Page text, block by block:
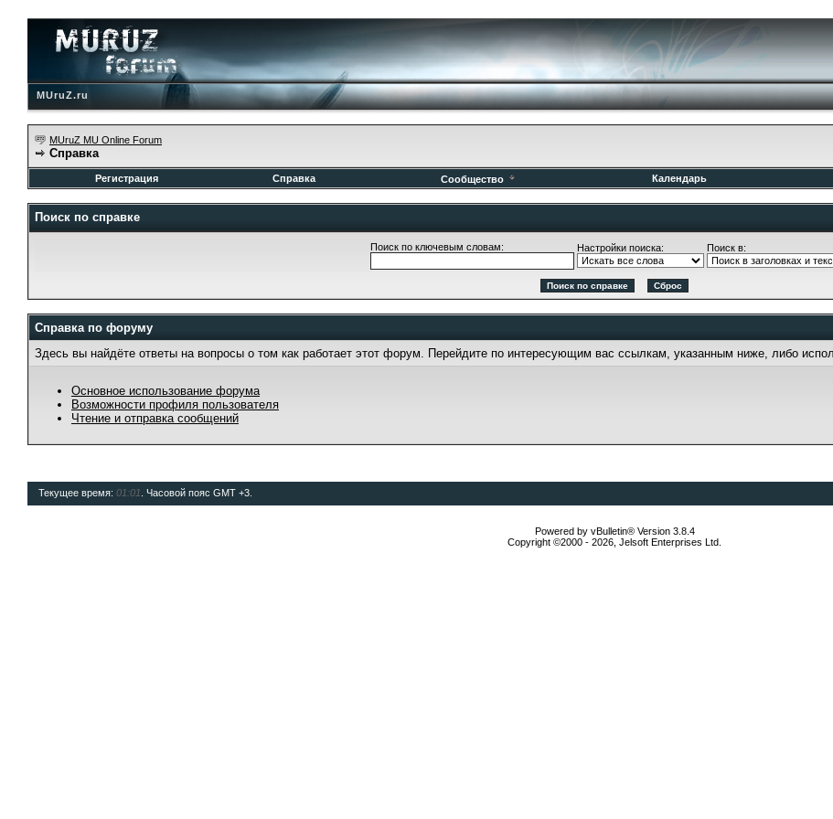
MUruZ.ru
MUruZ MU Online Forum
Справка
Регистрация
Справка Сообщество Календарь
Поиск по справке
Поиск по ключевым словам: Настройки поиска: Поиск в:
Справка по форуму
Здесь вы найдёте ответы на вопросы о том как работает этот форум. Перейдите по интересующим вас ссылкам, указанным ниже, либо
Основное использование форума
Возможности профиля пользователя
Чтение и отправка сообщений
Текущее время: 01:01 . Часовой пояс GMT +3.
Powered by vBulletin® Version 3.8.4
Copyright ©2000 - 2026, Jelsoft Enterprises Ltd.